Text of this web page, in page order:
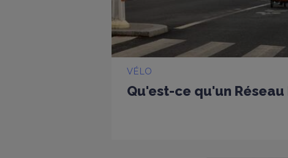
VÉLO
Qu'est-ce qu'un Réseau